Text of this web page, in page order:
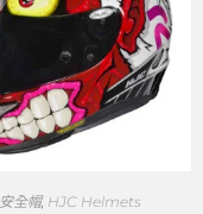
安全帽, HJC Helmets